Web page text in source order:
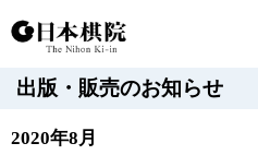
出版・販売のお知らせ
2020年8月